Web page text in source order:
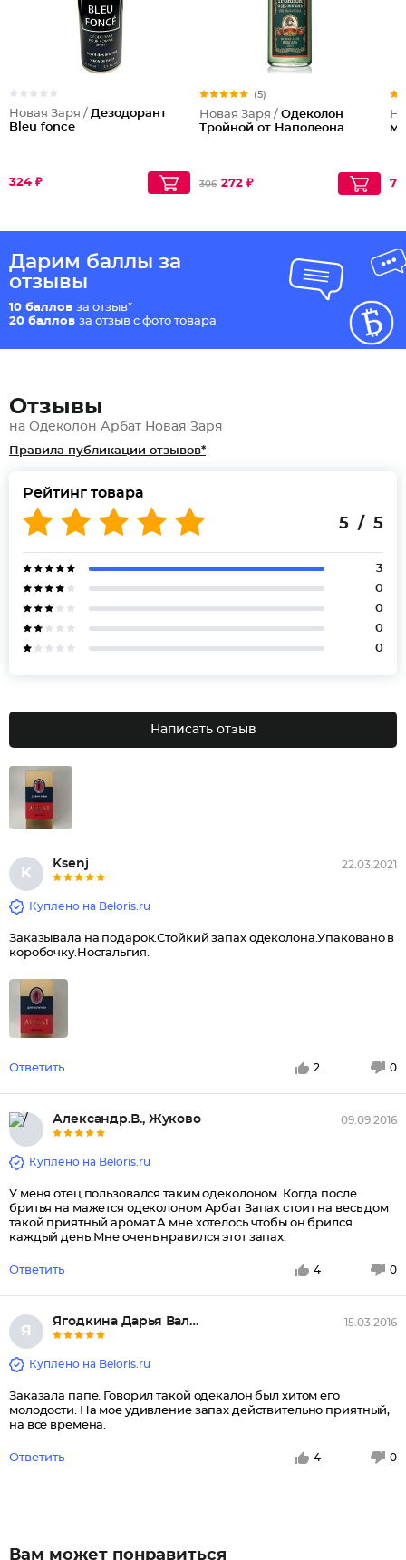
Новая Заря / Дезодорант
Bleu fonce
324 ₽
(5)
Новая Заря / Одеколон
Тройной от Наполеона
306 272 ₽
Дарим баллы за
отзывы
10 баллов за отзыв*
20 баллов за отзыв с фото товара
Отзывы
на Одеколон Арбат Новая Заря
Правила публикации отзывов*
Рейтинг товара
5 / 5
3
0
0
0
0
Написать отзыв
K
Ksenj 22.03.2021
Куплено на Beloris.ru
Заказывала на подарок.Стойкий запах одеколона.Упаковано в
коробочку.Ностальгия.
Ответить 2 0
Александр.В., Жуково 09.09.2016
Куплено на Beloris.ru
У меня отец пользовался таким одеколоном. Когда после
бритья на мажется одеколоном Арбат Запах стоит на весь дом
такой приятный аромат А мне хотелось чтобы он брился
каждый день.Мне очень нравился этот запах.
Ответить 4 0
Я
Ягодкина Дарья Валериевна 15.03.2016
Куплено на Beloris.ru
Заказала папе. Говорил такой одекалон был хитом его
молодости. На мое удивление запах действительно приятный,
на все времена.
Ответить 4 0
Вам может понравиться